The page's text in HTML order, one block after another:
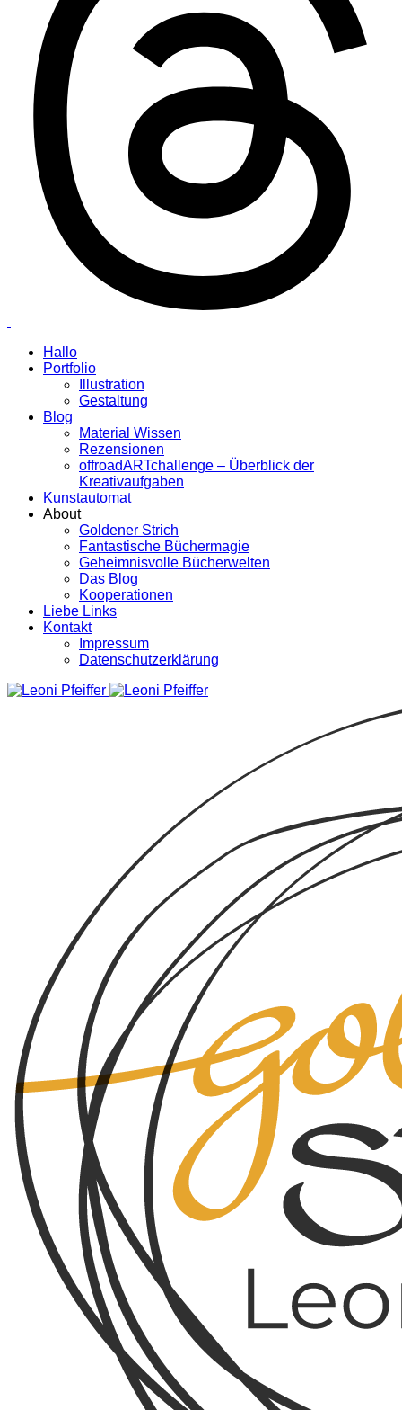
Hallo
Portfolio
Illustration
Gestaltung
Blog
Material Wissen
Rezensionen
offroadARTchallenge – Überblick der
Kreativaufgaben
Kunstautomat
About
Goldener Strich
Fantastische Büchermagie
Geheimnisvolle Bücherwelten
Das Blog
Kooperationen
Liebe Links
Kontakt
Impressum
Datenschutzerklärung